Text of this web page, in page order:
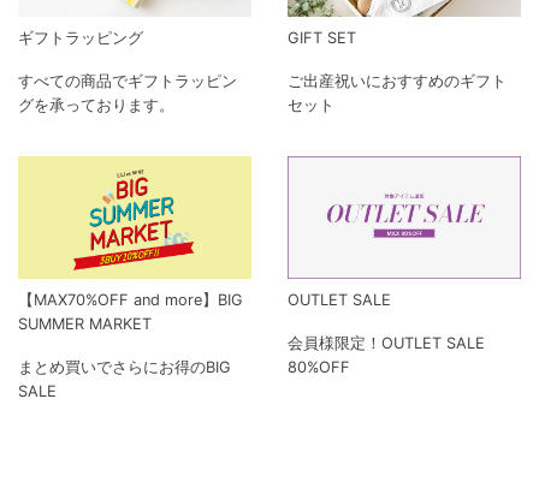
ギフトラッピング
すべての商品でギフトラッピン
グを承っております。
GIFT SET
ご出産祝いにおすすめのギフト
セット
【MAX70%OFF and more】BIG
SUMMER MARKET
まとめ買いでさらにお得のBIG
SALE
OUTLET SALE
会員様限定！OUTLET SALE
80%OFF